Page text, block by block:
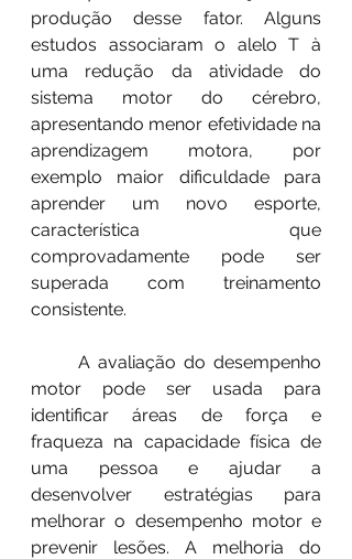
produção desse fator. Alguns
estudos associaram o alelo T à
uma redução da atividade do
sistema motor do cérebro,
apresentando menor efetividade na
aprendizagem motora, por
exemplo maior dificuldade para
aprender um novo esporte,
característica que
comprovadamente pode ser
superada com treinamento
consistente.
motor pode ser usada para
identificar áreas de força e
fraqueza na capacidade física de
uma pessoa e ajudar a
desenvolver estratégias para
melhorar o desempenho motor e
prevenir lesões. A melhoria do